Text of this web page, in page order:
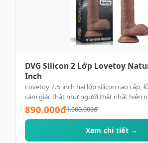
DVG Silicon 2 Lớp Lovetoy
Inch
Lovetoy 7.5 inch hai lớp silicon cao cấp,
cảm giác thật như người thật nhất hiện
890.000đ1.000.000đ
Xem chi tiết →